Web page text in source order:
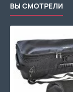
ВЫ СМОТРЕЛИ